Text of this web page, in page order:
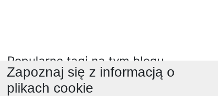
Popularne tagi na tym blogu
zielone(80) przystawki(3396)
Zapoznaj się z informacją o
plikach cookie